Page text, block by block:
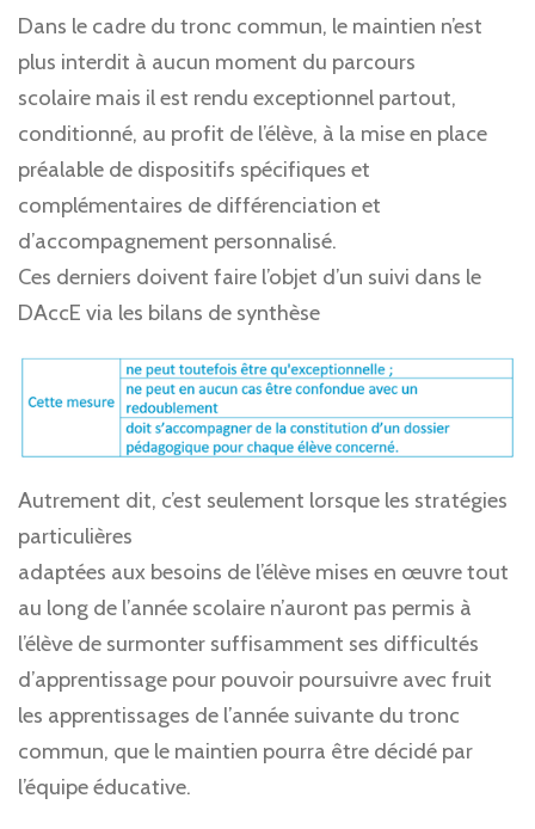
Dans le cadre du tronc commun, le maintien n’est
plus interdit à aucun moment du parcours
scolaire mais il est rendu exceptionnel partout,
conditionné, au profit de l’élève, à la mise en place
préalable de dispositifs spécifiques et
complémentaires de différenciation et
d’accompagnement personnalisé.
Ces derniers doivent faire l’objet d’un suivi dans le
DAccE via les bilans de synthèse
Autrement dit, c’est seulement lorsque les stratégies
particulières
adaptées aux besoins de l’élève mises en œuvre tout
au long de l’année scolaire n’auront pas permis à
l’élève de surmonter suffisamment ses difficultés
d’apprentissage pour pouvoir poursuivre avec fruit
les apprentissages de l’année suivante du tronc
commun, que le maintien pourra être décidé par
l’équipe éducative.